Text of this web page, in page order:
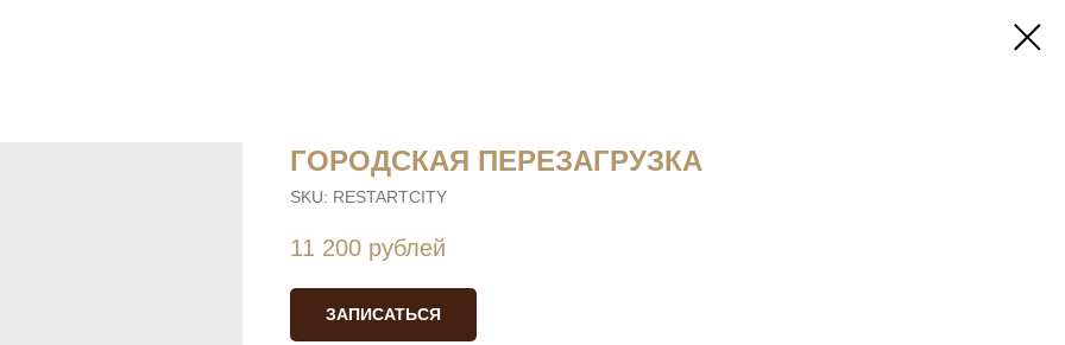
ГОРОДСКАЯ ПЕРЕЗАГРУЗКА
SKU: RESTARTCITY
11 200 рублей
ЗАПИСАТЬСЯ